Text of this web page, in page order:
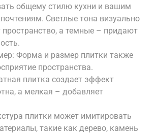
общему стилю кухни и вашим
Светлые тона визуально
а темные – придают
Форма и размер плитки также
пространства.
плитка создает эффект
а мелкая – добавляет
плитки может имитировать
такие как дерево, камень